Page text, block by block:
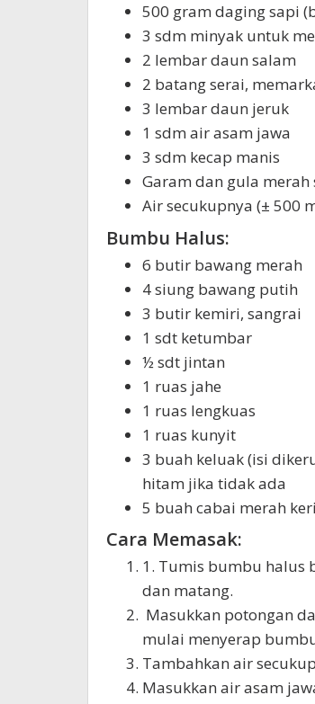
500 gram daging sapi
3 sdm minyak untuk
2 lembar daun salam
2 batang serai,
3 lembar daun jeruk
1 sdm air asam jawa
3 sdm kecap manis
Garam dan gula merah
Air secukupnya (± 500
Bumbu Halus:
6 butir bawang merah
4 siung bawang putih
3 butir kemiri, sangrai
1 sdt ketumbar
½ sdt jintan
1 ruas jahe
1 ruas lengkuas
1 ruas kunyit
3 buah keluak (isi
hitam jika tidak ada
5 buah cabai merah
Cara Memasak:
1. Tumis bumbu halus
dan matang.
Masukkan potongan
mulai menyerap
Tambahkan air
Masukkan air asam